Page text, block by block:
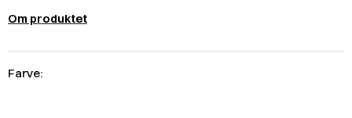
Om produktet
Farve: